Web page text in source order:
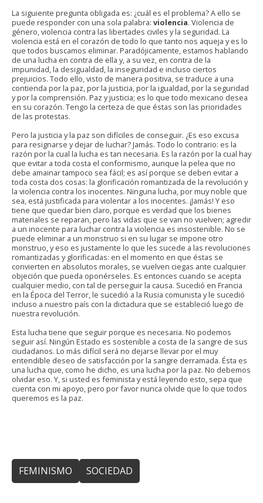
La siguiente pregunta obligada es: ¿cuál es el problema? A ello se
puede responder con una sola palabra: violencia. Violencia de
género, violencia contra las libertades civiles y la seguridad. La
violencia está en el corazón de todo lo que tanto nos aqueja y es lo
que todos buscamos eliminar. Paradójicamente, estamos hablando
de una lucha en contra de ella y, a su vez, en contra de la
impunidad, la desigualdad, la inseguridad e incluso ciertos
prejuicios. Todo ello, visto de manera positiva, se traduce a una
contienda por la paz, por la justicia, por la igualdad, por la seguridad
y por la comprensión. Paz y justicia; es lo que todo mexicano desea
en su corazón. Tengo la certeza de que éstas son las prioridades
de las protestas.
Pero la justicia y la paz son difíciles de conseguir. ¿Es eso excusa
para resignarse y dejar de luchar? Jamás. Todo lo contrario: es la
razón por la cual la lucha es tan necesaria. Es la razón por la cual hay
que evitar a toda costa el conformismo, aunque la pelea que no
debe amainar tampoco sea fácil; es así porque se deben evitar a
toda costa dos cosas: la glorificación romantizada de la revolución y
la violencia contra los inocentes. Ninguna lucha, por muy noble que
sea, está justificada para violentar a los inocentes. ¡Jamás! Y eso
tiene que quedar bien claro, porque es verdad que los bienes
materiales se reparan, pero las vidas que se van no vuelven; agredir
a un inocente para luchar contra la violencia es insostenible. No se
puede eliminar a un monstruo si en su lugar se impone otro
monstruo, y eso es justamente lo que les sucede a las revoluciones
romantizadas y glorificadas: en el momento en que éstas se
convierten en absolutos morales, se vuelven ciegas ante cualquier
objeción que pueda oponérseles. Es entonces cuando se acepta
cualquier medio, con tal de perseguir la causa. Sucedió en Francia
en la Época del Terror, le sucedió a la Rusia comunista y le sucedió
incluso a nuestro país con la dictadura que se estableció luego de
nuestra revolución.
Esta lucha tiene que seguir porque es necesaria. No podemos
seguir así. Ningún Estado es sostenible a costa de la sangre de sus
ciudadanos. Lo más difícil será no dejarse llevar por el muy
entendible deseo de satisfacción por la sangre derramada. Ésta es
una lucha que, como he dicho, es una lucha por la paz. No debemos
olvidar eso. Y, si usted es feminista y está leyendo esto, sepa que
cuenta con mi apoyo, pero por favor nunca olvide que lo que todos
queremos es la paz.
FEMINISMO SOCIEDAD